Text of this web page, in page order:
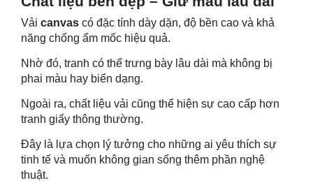
Vải canvas có đặc tính dày dặn, độ bền cao và khả
năng chống ẩm mốc hiệu quả.
Nhờ đó, tranh có thể trưng bày lâu dài mà không bị
phai màu hay biến dạng.
Ngoài ra, chất liệu vải cũng thể hiện sự cao cấp hơn
tranh giấy thông thường.
Đây là lựa chọn lý tưởng cho những ai yêu thích sự
tinh tế và muốn không gian sống thêm phần nghệ
thuật.